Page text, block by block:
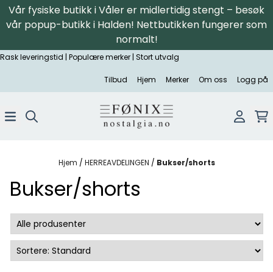
Hopp til innhold
Vår fysiske butikk i Våler er midlertidig stengt – besøk
vår popup-butikk i Halden! Nettbutikken fungerer som
normalt!
Rask leveringstid | Populære merker | Stort utvalg
Tilbud Hjem Merker Om oss Logg på
Hjem / HERREAVDELINGEN / Bukser/shorts
Bukser/shorts